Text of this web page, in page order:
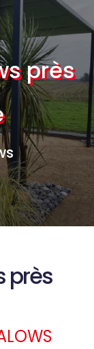
près
près